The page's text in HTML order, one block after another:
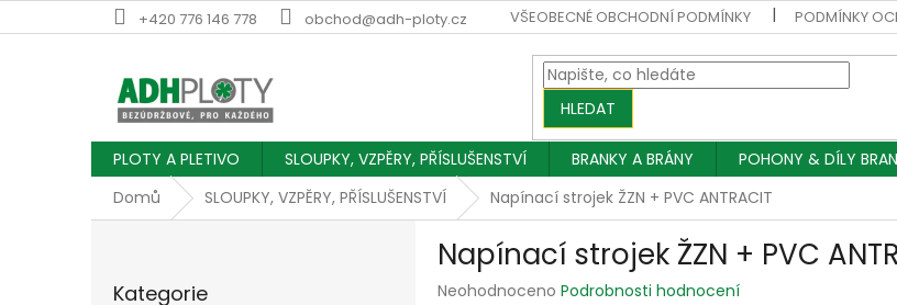
na
+420 776 146 778 obchod@adh-ploty.cz VŠEOBECNÉ OBCHODNÍ PODMÍNKY PODMÍNKY
HLEDAT
PLOTY A PLETIVO SLOUPKY, VZPĚRY, PŘÍSLUŠENSTVÍ BRANKY A BRÁNY POHONY & DÍLY BRAN
Domů
SLOUPKY, VZPĚRY, PŘÍSLUŠENSTVÍ Napínací strojek ŽZN + PVC ANTRACIT
kategorie
Kategorie
Napínací strojek ŽZN + PVC
Průměrné
Neohodnoceno Podrobnosti hodnocení